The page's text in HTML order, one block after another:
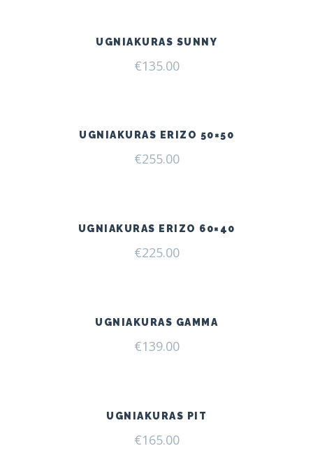
UGNIAKURAS SUNNY
€135.00
UGNIAKURAS ERIZO 50×50
€255.00
UGNIAKURAS ERIZO 60×40
€225.00
UGNIAKURAS GAMMA
€139.00
UGNIAKURAS PIT
€165.00